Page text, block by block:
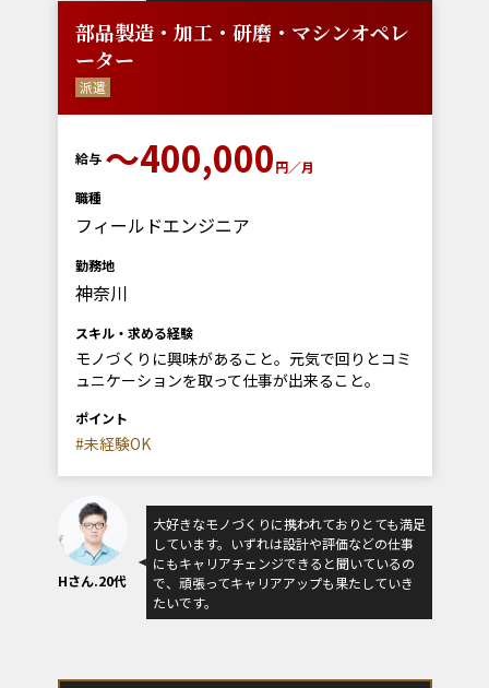
部品製造・加工・研磨・マシンオペレ
ーター
派遣
給与 〜400,000円／月
職種
フィールドエンジニア
勤務地
神奈川
スキル・求める経験
モノづくりに興味があること。元気で回りとコミ
ュニケーションを取って仕事が出来ること。
ポイント
#未経験OK
Hさん.20代
大好きなモノづくりに携われておりとても満足
しています。いずれは設計や評価などの仕事
にもキャリアチェンジできると聞いているの
で、頑張ってキャリアアップも果たしていき
たいです。